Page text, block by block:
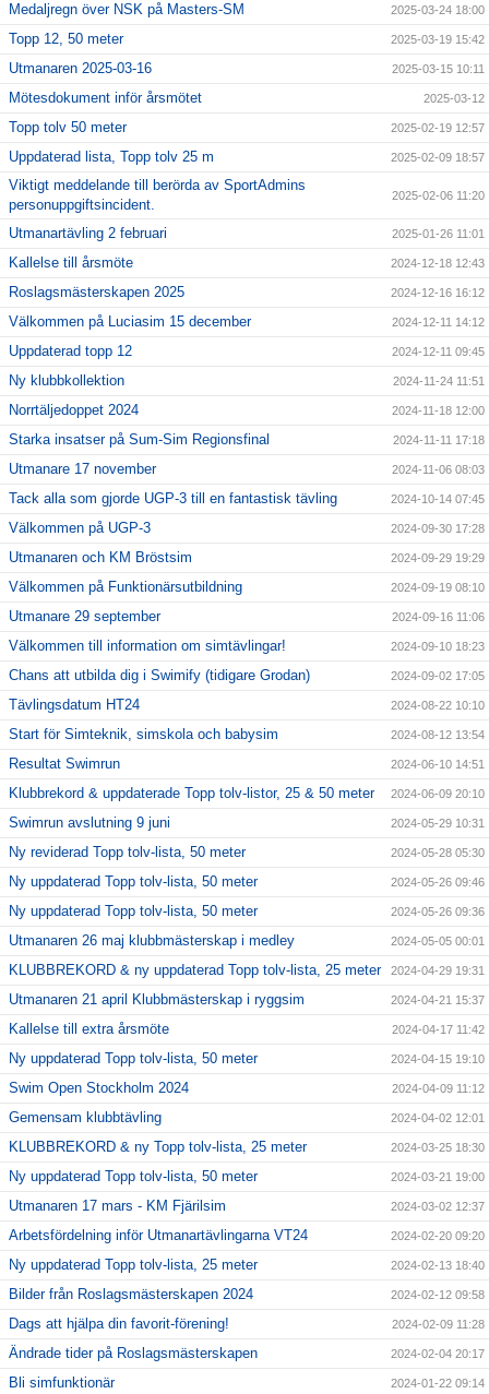
Medaljregn över NSK på Masters-SM 2025-03-24 18:00
Topp 12, 50 meter 2025-03-19 15:42
Utmanaren 2025-03-16 2025-03-15 10:11
Mötesdokument inför årsmötet 2025-03-12
Topp tolv 50 meter 2025-02-19 12:57
Uppdaterad lista, Topp tolv 25 m 2025-02-09 18:57
Viktigt meddelande till berörda av SportAdmins
personuppgiftsincident.
2025-02-06 11:20
Utmanartävling 2 februari 2025-01-26 11:01
Kallelse till årsmöte 2024-12-18 12:43
Roslagsmästerskapen 2025 2024-12-16 16:12
Välkommen på Luciasim 15 december 2024-12-11 14:12
Uppdaterad topp 12 2024-12-11 09:45
Ny klubbkollektion 2024-11-24 11:51
Norrtäljedoppet 2024 2024-11-18 12:00
Starka insatser på Sum-Sim Regionsfinal 2024-11-11 17:18
Utmanare 17 november 2024-11-06 08:03
Tack alla som gjorde UGP-3 till en fantastisk tävling 2024-10-14 07:45
Välkommen på UGP-3 2024-09-30 17:28
Utmanaren och KM Bröstsim 2024-09-29 19:29
Välkommen på Funktionärsutbildning 2024-09-19 08:10
Utmanare 29 september 2024-09-16 11:06
Välkommen till information om simtävlingar! 2024-09-10 18:23
Chans att utbilda dig i Swimify (tidigare Grodan) 2024-09-02 17:05
Tävlingsdatum HT24 2024-08-22 10:10
Start för Simteknik, simskola och babysim 2024-08-12 13:54
Resultat Swimrun 2024-06-10 14:51
Klubbrekord & uppdaterade Topp tolv-listor, 25 & 50 meter 2024-06-09 20:10
Swimrun avslutning 9 juni 2024-05-29 10:31
Ny reviderad Topp tolv-lista, 50 meter 2024-05-28 05:30
Ny uppdaterad Topp tolv-lista, 50 meter 2024-05-26 09:46
Ny uppdaterad Topp tolv-lista, 50 meter 2024-05-26 09:36
Utmanaren 26 maj klubbmästerskap i medley 2024-05-05 00:01
KLUBBREKORD & ny uppdaterad Topp tolv-lista, 25 meter 2024-04-29 19:31
Utmanaren 21 april Klubbmästerskap i ryggsim 2024-04-21 15:37
Kallelse till extra årsmöte 2024-04-17 11:42
Ny uppdaterad Topp tolv-lista, 50 meter 2024-04-15 19:10
Swim Open Stockholm 2024 2024-04-09 11:12
Gemensam klubbtävling 2024-04-02 12:01
KLUBBREKORD & ny Topp tolv-lista, 25 meter 2024-03-25 18:30
Ny uppdaterad Topp tolv-lista, 50 meter 2024-03-21 19:00
Utmanaren 17 mars - KM Fjärilsim 2024-03-02 12:37
Arbetsfördelning inför Utmanartävlingarna VT24 2024-02-20 09:20
Ny uppdaterad Topp tolv-lista, 25 meter 2024-02-13 18:40
Bilder från Roslagsmästerskapen 2024 2024-02-12 09:58
Dags att hjälpa din favorit-förening! 2024-02-09 11:28
Ändrade tider på Roslagsmästerskapen 2024-02-04 20:17
Bli simfunktionär 2024-01-22 09:14